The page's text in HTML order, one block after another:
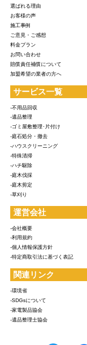
選ばれる理由
お客様の声
施工事例
ご意見・ご感想
料金プラン
お問い合わせ
賠償責任補償について
加盟希望の業者の方へ
サービス一覧
-不用品回収
-遺品整理
-ゴミ屋敷整理･片付け
-庭石処分・撤去
-ハウスクリーニング
-特殊清掃
-ハチ駆除
-庭木伐採
-庭木剪定
-草刈り
運営会社
-会社概要
-利用規約
-個人情報保護方針
-特定商取引法に基づく表記
関連リンク
-環境省
-SDGsについて
-家電製品協会
-遺品整理士協会